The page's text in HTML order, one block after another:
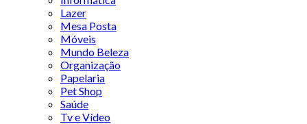
Lazer
Mesa Posta
Móveis
Mundo Beleza
Organização
Papelaria
Pet Shop
Saúde
Tv e Vídeo